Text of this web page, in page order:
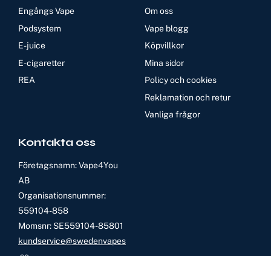
Engångs Vape
Podsystem
E-juice
E-cigaretter
REA
Om oss
Vape blogg
Köpvillkor
Mina sidor
Policy och cookies
Reklamation och retur
Vanliga frågor
Kontakta oss
Företagsnamn: Vape4You
AB
Organisationsnummer:
559104-858
Momsnr: SE559104-85801
kundservice@swedenvapes